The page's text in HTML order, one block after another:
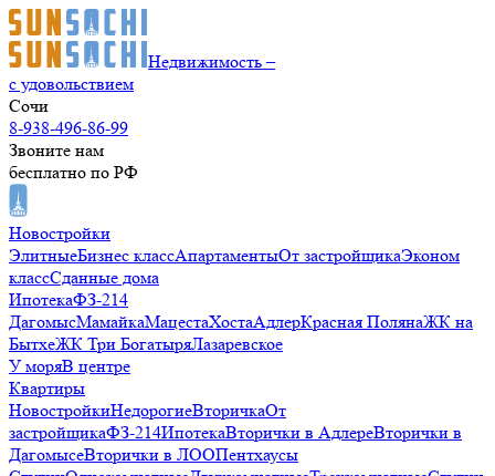
Недвижимость –
с удовольствием
Сочи
8-938-496-86-99
Звоните нам
бесплатно по РФ
Новостройки
ЭлитныеБизнес классАпартаментыОт застройщикаЭконом
классСданные дома
ИпотекаФЗ-214
ДагомысМамайкаМацестаХостаАдлерКрасная ПолянаЖК на
БытхеЖК Три БогатыряЛазаревское
У моряВ центре
Квартиры
НовостройкиНедорогиеВторичкаОт
застройщикаФЗ-214ИпотекаВторички в АдлереВторички в
ДагомысеВторички в ЛООПентхаусы